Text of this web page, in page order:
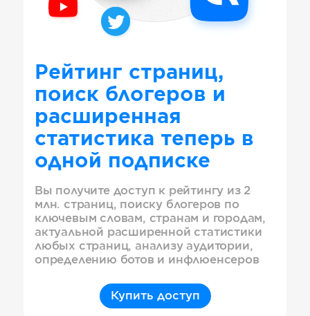
Рейтинг страниц,
поиск блогеров и
расширенная
статистика теперь в
одной подписке
Вы получите доступ к рейтингу из 2
млн. страниц, поиску блогеров по
ключевым словам, странам и городам,
актуальной расширенной статистики
любых страниц, анализу аудитории,
определению ботов и инфлюенсеров
Купить доступ